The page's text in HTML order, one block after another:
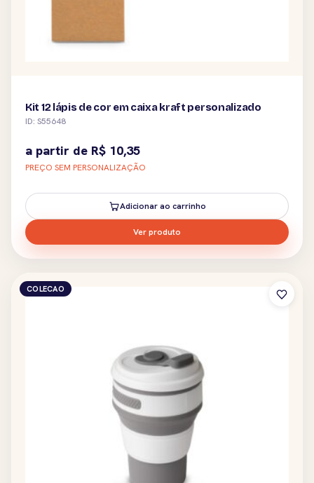
Kit 12 lápis de cor em caixa kraft personalizado
ID: S55648
a partir de R$ 10,35
PREÇO SEM PERSONALIZAÇÃO
Adicionar ao carrinho
Ver produto
COLECAO